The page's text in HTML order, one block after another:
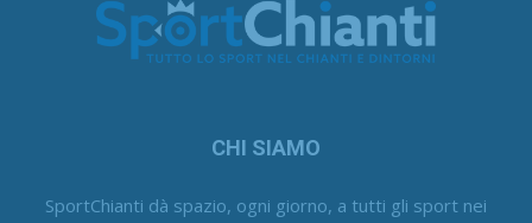
CHI SIAMO
SportChianti dà spazio, ogni giorno, a tutti gli sport nei